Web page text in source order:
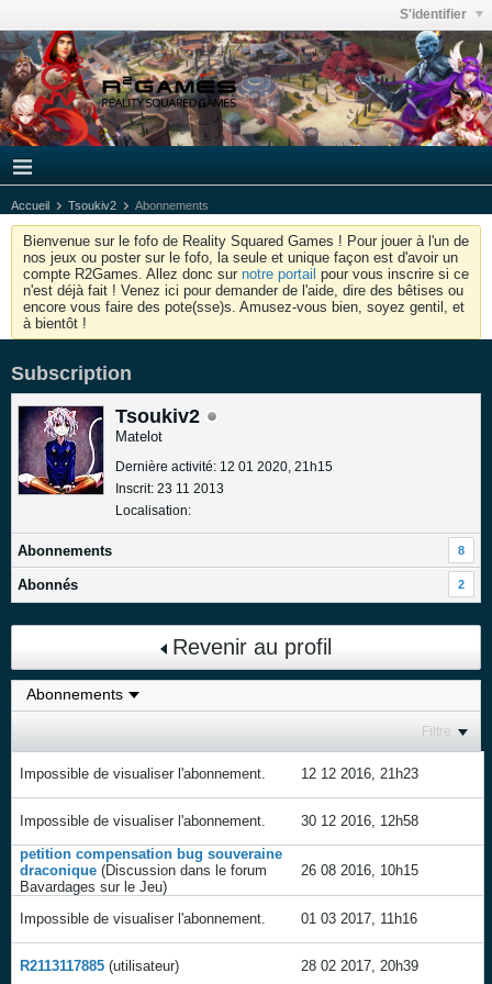
S'identifier
Accueil Tsoukiv2 Abonnements
Bienvenue sur le fofo de Reality Squared Games ! Pour jouer à l'un de
nos jeux ou poster sur le fofo, la seule et unique façon est d'avoir un
compte R2Games. Allez donc sur notre portail pour vous inscrire si ce
n'est déjà fait ! Venez ici pour demander de l'aide, dire des bêtises ou
encore vous faire des pote(sse)s. Amusez-vous bien, soyez gentil, et
à bientôt !
Subscription
Tsoukiv2
Matelot
Dernière activité: 12 01 2020, 21h15
Inscrit: 23 11 2013
Localisation:
Abonnements 8
Abonnés 2
Revenir au profil
Filtre
Impossible de visualiser l'abonnement. 12 12 2016, 21h23
Impossible de visualiser l'abonnement.
30 12 2016, 12h58
petition compensation bug souveraine
draconique (Discussion dans le forum
Bavardages sur le Jeu)
26 08 2016, 10h15
Impossible de visualiser l'abonnement. 01 03 2017, 11h16
R2113117885 (utilisateur) 28 02 2017, 20h39